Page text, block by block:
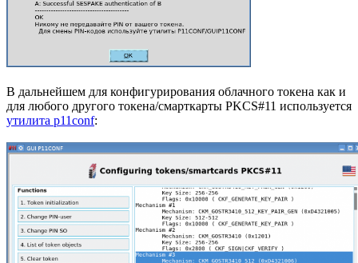
В дальнейшем для конфигурирования облачного токена как и
для любого другого токена/смарткарты PKCS#11 используется
утилита p11conf: